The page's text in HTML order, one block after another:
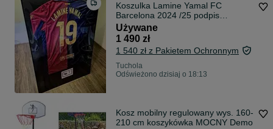
Koszulka Lamine Yamal FC
Barcelona 2024 /25 podpis
autograf certyfikat
Używane
1 490 zł
1 540 zł z Pakietem Ochronnym
Tuchola
Odświeżono dzisiaj o 18:13
Kosz mobilny regulowany wys. 160-
210 cm koszykówka MOCNY Demo